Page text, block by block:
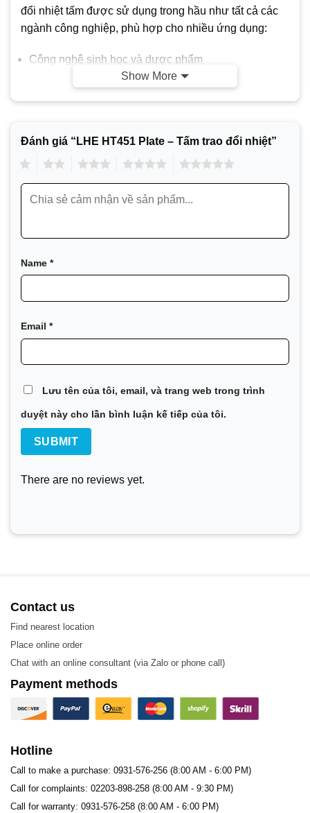
đổi nhiệt tấm được sử dụng trong hầu như tất cả các
ngành công nghiệp, phù hợp cho nhiều ứng dụng:
Công nghệ sinh học và dược phẩm
Hóa chất
Hàng hải và Vận tải
Thép
Xử lý nước và chất thải
Các vật liệu được sử dụng trong sản xuất Plate – Tấm
trao đổi nhiệt, bao gồm:
SM0254, SLX904
Titanium, Titanium-Paladium
Show More
Đánh giá “LHE HT451 Plate – Tấm trao đổi nhiệt”
Name *
Email *
Lưu tên của tôi, email, và trang web trong trình
duyệt này cho lần bình luận kế tiếp của tôi.
There are no reviews yet.
Contact us
Find nearest location
Place online order
Chat with an online consultant (via Zalo or phone call)
Payment methods
Hotline
Call to make a purchase: 0931-576-256 (8:00 AM - 6:00 PM)
Call for complaints: 02203-898-258 (8:00 AM - 9:30 PM)
Call for warranty: 0931-576-258 (8:00 AM - 6:00 PM)